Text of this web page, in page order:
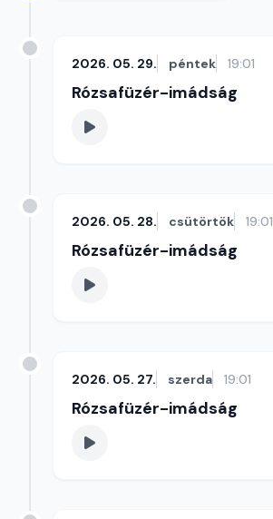
2026. 05. 29. péntek 19:01
Rózsafüzér-imádság
2026. 05. 28. csütörtök 19:01
Rózsafüzér-imádság
2026. 05. 27. szerda 19:01
Rózsafüzér-imádság